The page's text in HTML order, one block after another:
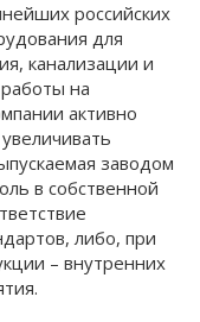
российских
для
канализации и
на
активно
заводом
в собственной
либо, при
– внутренних